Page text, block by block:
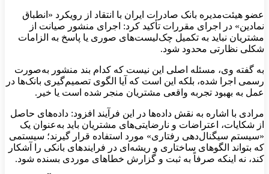
عضو هیئت‌مدیره بانک صادرات ایران با انتقاد از رویکرد «انطباق
نمادین» در اجرای مقررات تأکید کرد: اجرای منشور صیانت از
مشتریان نباید به تکمیل چک‌لیست‌های صوری یا پاسخ به الزامات
شکلی نظارتی محدود شود.
به گفته وی، مسئله اصلی این نیست که کدام بند منشور به‌صورت
رسمی اجرا شده، بلکه این است که آیا الگوی تصمیم‌گیری بانک‌ها در
عمل به بهبود تجربه واقعی مشتریان منجر شده است یا خیر.
مرادی با اشاره به نقش داده‌ها در این فرآیند افزود: داده‌های حاصل
از شکایات، اعتراضات و نارضایتی‌های مشتریان باید به‌عنوان یک
«سیستم سیگنال‌دهی رفتاری» مورد استفاده قرار گیرند؛ سیستمی
که بتواند الگوهای ساختاری و ریشه‌ای در فرایندهای بانکی را آشکار
کند، نه اینکه صرفاً به ثبت و گزارش خطاهای موردی بسنده شود.